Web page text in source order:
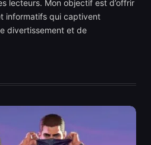
lecteurs. Mon objectif est d’offrir
informatifs qui captivent
divertissement et de